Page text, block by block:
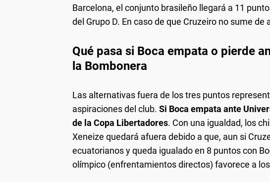
Barcelona, el conjunto brasileño llegará a 11
del Grupo D. En caso de que Cruzeiro no sume
Qué pasa si Boca empata o pierde
la Bombonera
Las alternativas fuera de los tres puntos
aspiraciones del club. Si Boca empata ante
de la Copa Libertadores. Con una igualdad, los
Xeneize quedará afuera debido a que, aun si
ecuatorianos y queda igualado en 8 puntos con
olímpico (enfrentamientos directos) favorece a